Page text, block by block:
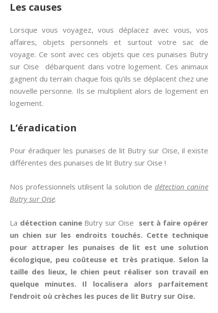
Les causes
Lorsque vous voyagez, vous déplacez avec vous, vos
affaires, objets personnels et surtout votre sac de
voyage. Ce sont avec ces objets que ces punaises Butry
sur Oise débarquent dans votre logement. Ces animaux
gagnent du terrain chaque fois qu’ils se déplacent chez une
nouvelle personne. Ils se multiplient alors de logement en
logement.
L’éradication
Pour éradiquer les punaises de lit Butry sur Oise, il existe
différentes des punaises de lit Butry sur Oise !
Nos professionnels utilisent la solution de détection canine
Butry sur Oise.
La détection canineButry sur Oise sert à faire opérer
un chien sur les endroits touchés. Cette technique
pour attraper les punaises de lit est une solution
écologique, peu coûteuse et très pratique. Selon la
taille des lieux, le chien peut réaliser son travail en
quelque minutes. Il localisera alors parfaitement
l’endroit où crèches les puces de lit Butry sur Oise.